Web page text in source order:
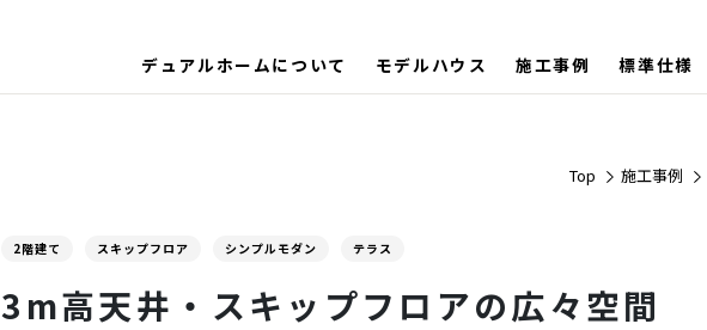
デュアルホームについて モデルハウス 施工事例 標準仕様
Top 施工事例
2階建て スキップフロア シンプルモダン テラス
3m高天井・スキップフロアの広々空間